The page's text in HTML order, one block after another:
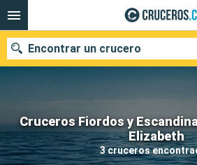
Cruceros Fiordos y
Elizabeth
3 cruceros
Encontrar un crucero
Nuestros destinos
Fecha de salida